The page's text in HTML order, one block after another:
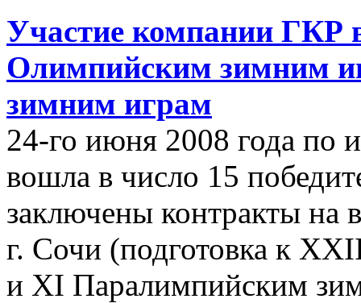
Участие компании ГКР
Олимпийским зимним
зимним играм
24-го июня 2008 года по
вошла в число 15
заключены контракты на
г. Сочи (подготовка к
и XI Паралимпийским